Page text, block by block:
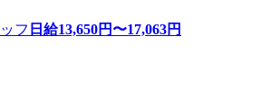
フ 日給13,650円〜17,063円